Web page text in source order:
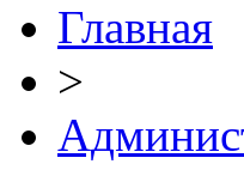
Главная
>